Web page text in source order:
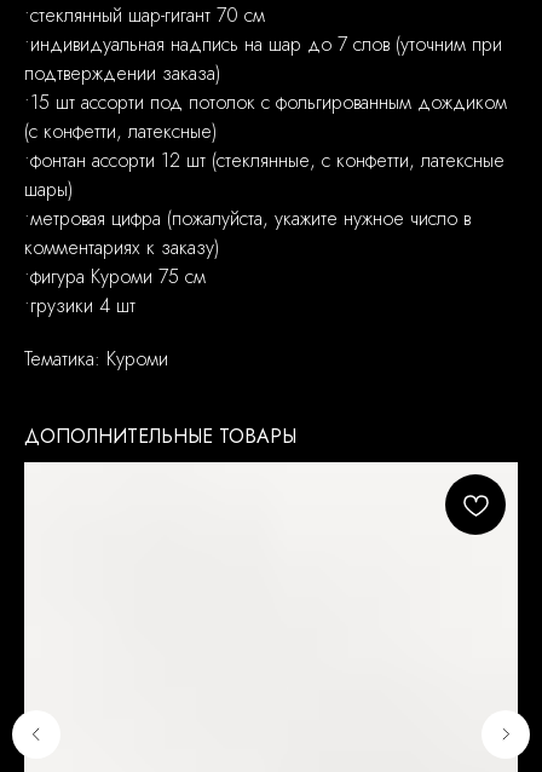
•стеклянный шар-гигант 70 см
•индивидуальная надпись на шар до 7 слов (уточним при
подтверждении заказа)
•15 шт ассорти под потолок с фольгированным дождиком
(с конфетти, латексные)
•фонтан ассорти 12 шт (стеклянные, с конфетти, латексные
шары)
•метровая цифра (пожалуйста, укажите нужное число в
комментариях к заказу)
•фигура Куроми 75 см
•грузики 4 шт
Тематика: Куроми
ДОПОЛНИТЕЛЬНЫЕ ТОВАРЫ